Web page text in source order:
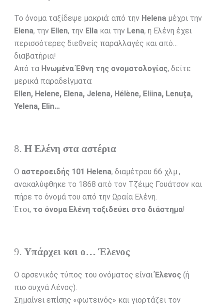
Το όνομα ταξίδεψε μακριά: από την Helenaμέχρι την
Elena, την Ellen, την Ellaκαι την Lena, η Ελένη έχει
περισσότερες διεθνείς παραλλαγές και από…
διαβατήρια!
Από τα Ηνωμένα Έθνη της ονοματολογίας, δείτε
μερικά παραδείγματα:
Ellen, Helene, Elena, Jelena, Hélène, Eliina, Lenuța,
Yelena, Elin…
8. Η Ελένη στα αστέρια
Ο αστεροειδής 101 Helena, διαμέτρου 66 χλμ.,
ανακαλύφθηκε το 1868 από τον Τζέιμς Γουάτσον και
πήρε το όνομά του από την Ωραία Ελένη.
Έτσι, το όνομα Ελένη ταξιδεύει στο διάστημα!
9. Υπάρχει και ο… Έλενος
Ο αρσενικός τύπος του ονόματος είναιΈλενος (ή
πιο συχνά Λένος).
Σημαίνει επίσης «φωτεινός» και γιορτάζει τον